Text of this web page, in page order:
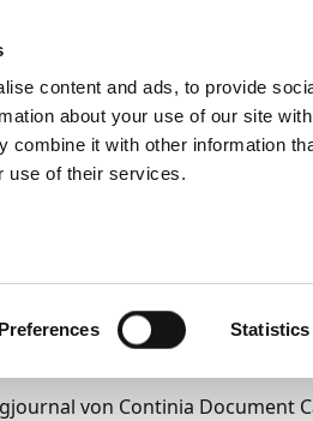
content and ads, to provide
about your use of our site
combine it with other information
use of their services.
Preferences Statistics
Belege und Vorlagen
von Continia Document